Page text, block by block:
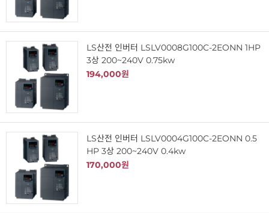
LS산전 인버터 LSLV0008G100C-2EONN 1HP
3상 200~240V 0.75kw
194,000원
LS산전 인버터 LSLV0004G100C-2EONN 0.5
HP 3상 200~240V 0.4kw
170,000원